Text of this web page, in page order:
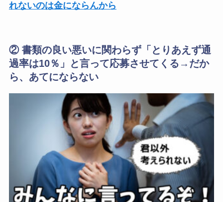
れないのは金にならんから
② 書類の良い悪いに関わらず「とりあえず通
過率は10％」と言って応募させてくる→だか
ら、あてにならない